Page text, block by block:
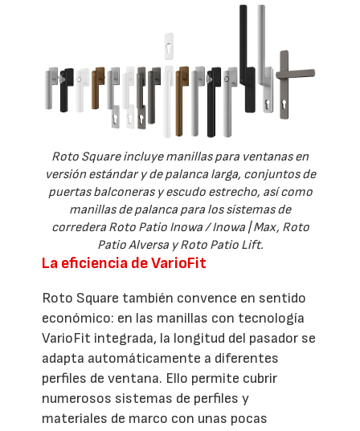
Roto Square incluye manillas para ventanas en
versión estándar y de palanca larga, conjuntos de
puertas balconeras y escudo estrecho, así como
manillas de palanca para los sistemas de
corredera Roto Patio Inowa / Inowa | Max, Roto
Patio Alversa y Roto Patio Lift.
La eficiencia de VarioFit
Roto Square también convence en sentido
económico: en las manillas con tecnología
VarioFit integrada, la longitud del pasador se
adapta automáticamente a diferentes
perfiles de ventana. Ello permite cubrir
numerosos sistemas de perfiles y
materiales de marco con unas pocas